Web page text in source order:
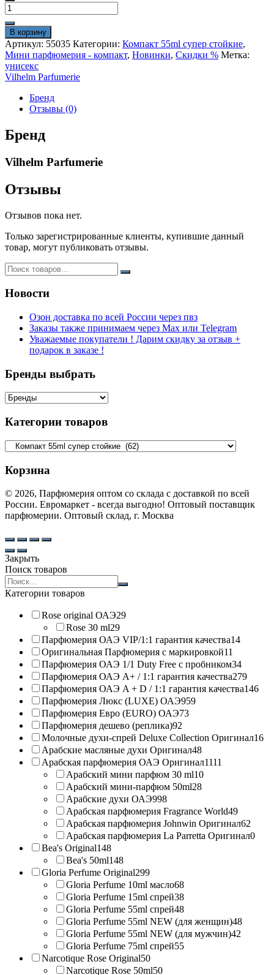
Количество
товара
Мини
парфюм
55
ml
стойкий
Dear
Polly
В корзину
Артикул: 55035 Категории: Компакт 55ml супер стойкие,
Мини парфюмерия - компакт, Новинки, Скидки % Метка:
унисекс
Vilhelm Parfumerie
Бренд
Отзывы (0)
Бренд
Vilhelm Parfumerie
Отзывы
Отзывов пока нет.
Только зарегистрированные клиенты, купившие данный
товар, могут публиковать отзывы.
Новости
Озон доставка по всей России через пвз
Заказы также принимаем через Max или Telegram
Уважаемые покупатели ! Дарим скидку за отзыв +
подарок в заказе !
Бренды выбрать
Категории товаров
Корзина
© 2026, Парфюмерия оптом со склада с доставкой по всей
России. Евромаркет - всегда выгодно! Оптовый поставщик
парфюмерии. Оптовый склад, г. Москва
Закрыть
Поиск товаров
Search
products:
Категории товаров
Rose original ОАЭ29
Rose 30 ml29
Парфюмерия ОАЭ VIP/1:1 гарантия качества14
Оригинальная Парфюмерия с маркировкой11
Парфюмерия ОАЭ 1/1 Duty Free с пробником34
Парфюмерия ОАЭ A+ / 1:1 гарантия качества279
Парфюмерия ОАЭ A + D / 1:1 гарантия качества146
Парфюмерия Люкс (LUXE) ОАЭ959
Парфюмерия Евро (EURO) ОАЭ73
Парфюмерия дешево (реплика)92
Молочные духи-спрей Deluxe Collection Оригинал16
Арабские масляные духи Оригинал48
Арабская парфюмерия ОАЭ Оригинал1111
Арабский мини парфюм 30 ml10
Арабский мини-парфюм 50ml28
Арабские духи ОАЭ998
Арабская парфюмерия Fragrance World49
Арабская парфюмерия Johnwin Оригинал62
Арабская парфюмерия La Parretta Оригинал0
Bea's Original148
Bea's 50ml148
Gloria Perfume Original299
Gloria Perfume 10ml масло68
Gloria Perfume 15ml спрей38
Gloria Perfume 55ml спрей48
Gloria Perfume 55ml NEW (для женщин)48
Gloria Perfume 55ml NEW (для мужчин)42
Gloria Perfume 75ml спрей55
Narcotique Rose Original50
Narcotique Rose 50ml50